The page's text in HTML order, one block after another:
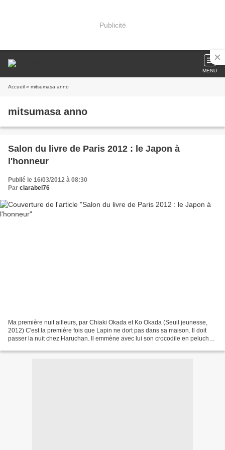
Publicité
MENU
Accueil » mitsumasa anno
mitsumasa anno
Salon du livre de Paris 2012 : le Japon à
l'honneur
Publié le 16/03/2012 à 08:30
Par clarabel76
Ma première nuit ailleurs, par Chiaki Okada et Ko Okada (Seuil jeunesse,
2012) C'est la première fois que Lapin ne dort pas dans sa maison. Il doit
passer la nuit chez Haruchan. Il emmène avec lui son crocodile en peluche,